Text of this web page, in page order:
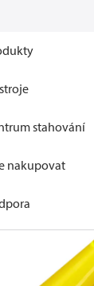
stahování
nakupovat
Climate